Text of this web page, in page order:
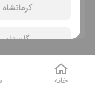
کرمانشاه
گلستان
خانه